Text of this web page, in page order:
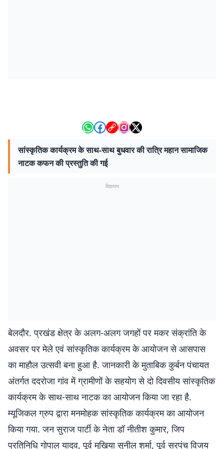
सांस्कृतिक कार्यक्रम के साथ-साथ बुधवार की रात्रि महान सामाजिक
नाटक कफन की प्रस्तुति की गई
विज्ञापन
बेलदौर. प्रखंड क्षेत्र के अलग-अलग जगहों पर मकर संक्रांति के
अवसर पर मेले एवं सांस्कृतिक कार्यक्रम के आयोजन से आसपास
का माहौल उत्सवी बना हुआ है. जानकारी के मुताबिक कुर्बन पंचायत
अंतर्गत ददरोजा गांव में ग्रामीणों के सहयोग से दो दिवसीय सांस्कृतिक
कार्यक्रम के साथ-साथ नाटक का आयोजन किया जा रहा है.
म्यूजिकल ग्रुप द्वारा मनमोहक सांस्कृतिक कार्यक्रम का आयोजन
किया गया. जन सुराज पार्टी के नेता डॉ नीतीश कुमार, जिप
प्रतिनिधि गोपाल यादव, पूर्व मुखिया सुनील शर्मा, पूर्व सरपंच विजय